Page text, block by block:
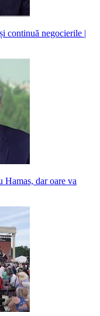
continuă negocierile |
Hamas, dar oare va